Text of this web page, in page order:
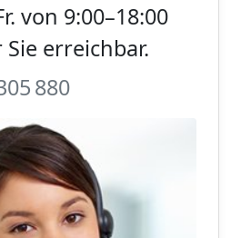
von 9:00–18:00
erreichbar.
880